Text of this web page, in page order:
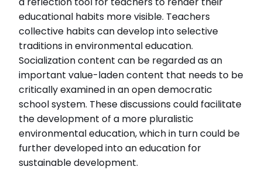
educational habits more visible. Teachers
collective habits can develop into selective
traditions in environmental education.
Socialization content can be regarded as an
important value-laden content that needs to be
critically examined in an open democratic
school system. These discussions could facilitate
the development of a more pluralistic
environmental education, which in turn could be
further developed into an education for
sustainable development.